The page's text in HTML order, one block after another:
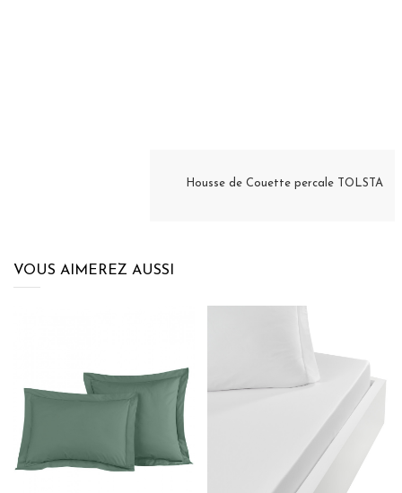
Housse de Couette percale TOLSTA
VOUS AIMEREZ AUSSI